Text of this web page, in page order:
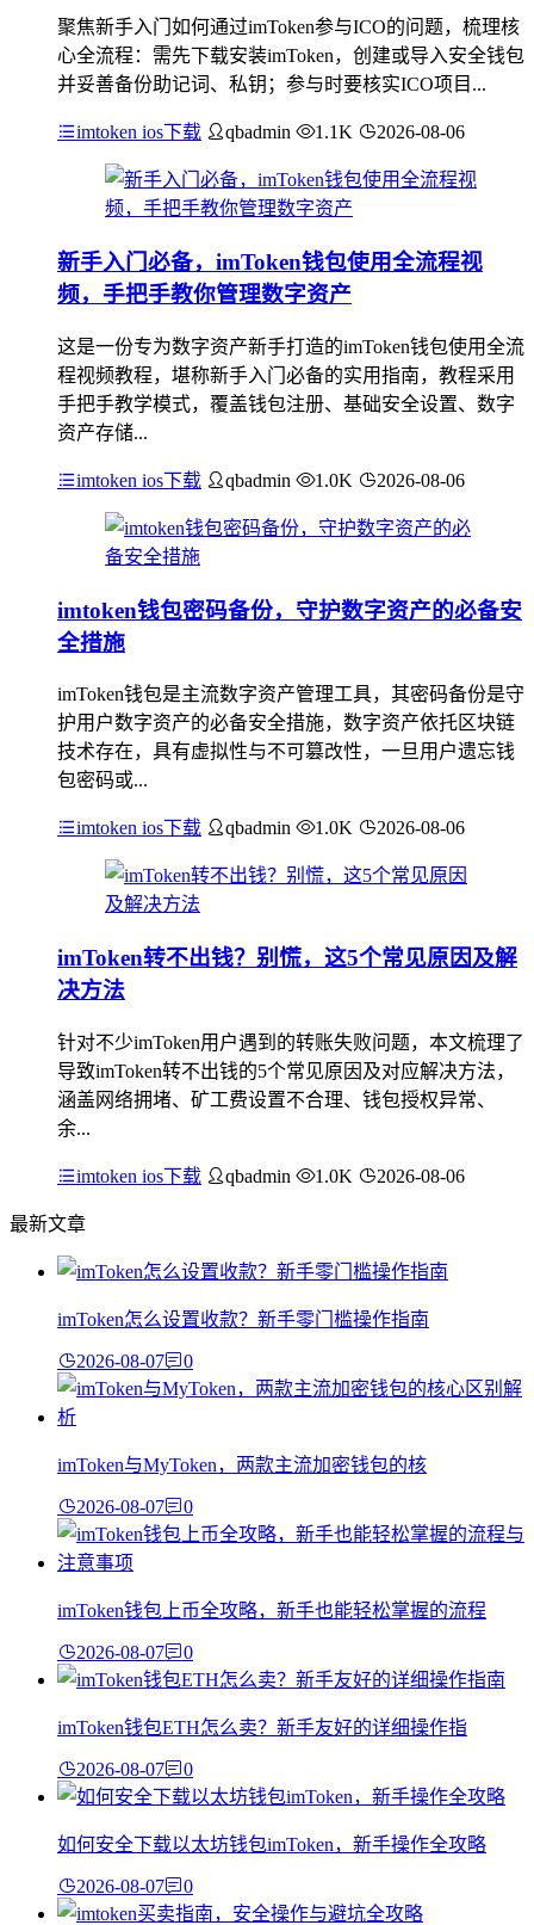
聚焦新手入门如何通过imToken参与ICO的问题，梳理核
心全流程：需先下载安装imToken，创建或导入安全钱包
并妥善备份助记词、私钥；参与时要核实ICO项目...
imtoken ios下载 qbadmin 1.1K 2026-08-06
新手入门必备，imToken钱包使用全流程视
频，手把手教你管理数字资产
这是一份专为数字资产新手打造的imToken钱包使用全流
程视频教程，堪称新手入门必备的实用指南，教程采用
手把手教学模式，覆盖钱包注册、基础安全设置、数字
资产存储...
imtoken ios下载 qbadmin 1.0K 2026-08-06
imtoken钱包密码备份，守护数字资产的必备安
全措施
imToken钱包是主流数字资产管理工具，其密码备份是守
护用户数字资产的必备安全措施，数字资产依托区块链
技术存在，具有虚拟性与不可篡改性，一旦用户遗忘钱
包密码或...
imtoken ios下载 qbadmin 1.0K 2026-08-06
imToken转不出钱？别慌，这5个常见原因及解
决方法
针对不少imToken用户遇到的转账失败问题，本文梳理了
导致imToken转不出钱的5个常见原因及对应解决方法，
涵盖网络拥堵、矿工费设置不合理、钱包授权异常、
余...
imtoken ios下载 qbadmin 1.0K 2026-08-06
最新文章
imToken怎么设置收款？新手零门槛操作指南
2026-08-07 0
imToken与MyToken，两款主流加密钱包的核
2026-08-07 0
imToken钱包上币全攻略，新手也能轻松掌握的流程
2026-08-07 0
imToken钱包ETH怎么卖？新手友好的详细操作指
2026-08-07 0
如何安全下载以太坊钱包imToken，新手操作全攻略
2026-08-07 0